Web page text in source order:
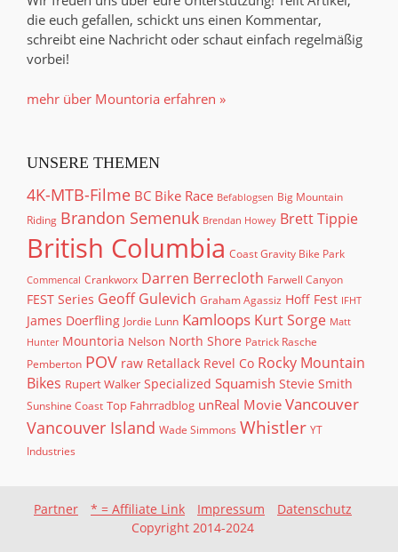
die euch gefallen, schickt uns einen Kommentar,
schreibt eine Nachricht oder schaut einfach regelmäßig
vorbei!
mehr über Mountoria erfahren »
UNSERE THEMEN
4K-MTB-Filme BC Bike Race Befablogsen Big Mountain
Riding Brandon Semenuk Brendan Howey Brett Tippie
British Columbia Coast Gravity Bike Park
Commencal Crankworx Darren Berrecloth Farwell Canyon
FEST Series Geoff Gulevich Graham Agassiz Hoff Fest IFHT
James Doerfling Jordie Lunn Kamloops Kurt Sorge Matt
Hunter Mountoria Nelson North Shore Patrick Rasche
Pemberton POV raw Retallack Revel Co Rocky Mountain
Bikes Rupert Walker Specialized Squamish Stevie Smith
Sunshine Coast Top Fahrradblog unReal Movie Vancouver
Vancouver Island Wade Simmons Whistler YT
Industries
Partner * = Affiliate Link Impressum
Datenschutz
Copyright 2014-2024